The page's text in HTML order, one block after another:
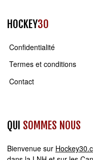
HOCKEY30
Confidentialité
Termes et conditions
Contact
QUI SOMMES NOUS
Bienvenue sur